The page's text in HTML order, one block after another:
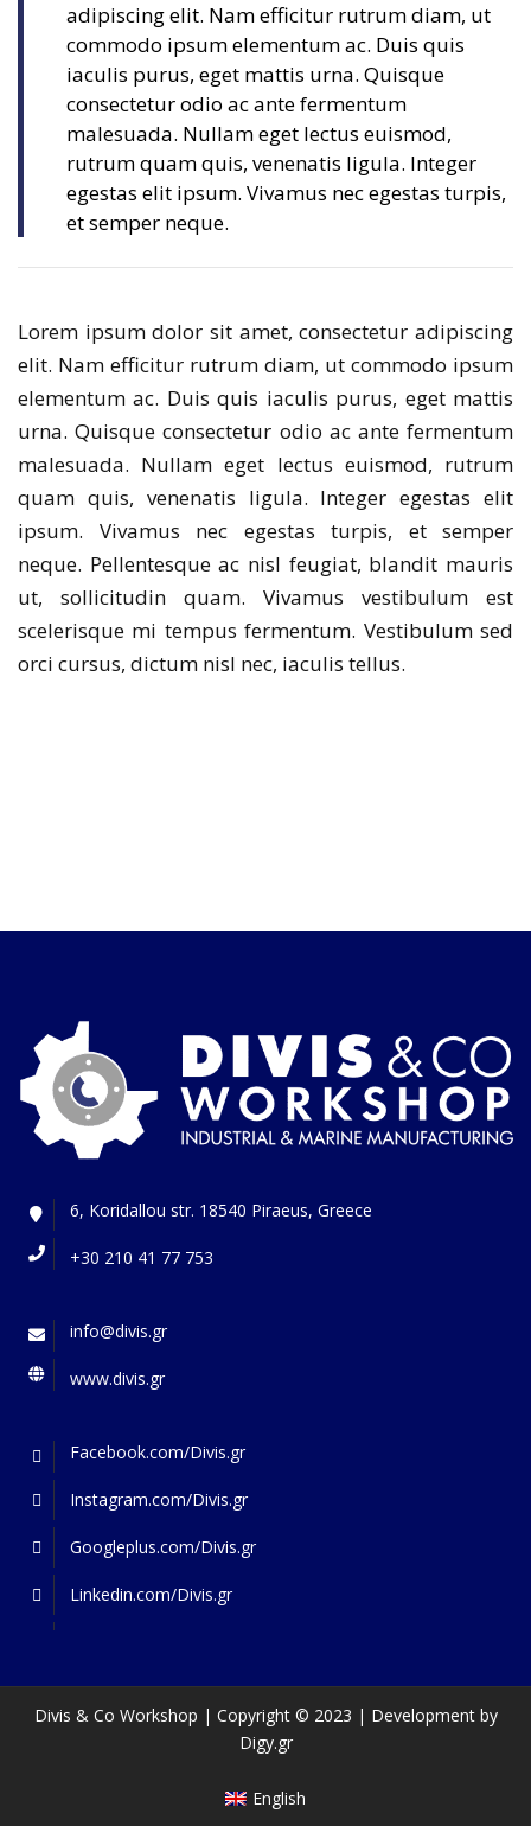
adipiscing elit. Nam efficitur rutrum diam, ut
commodo ipsum elementum ac. Duis quis
iaculis purus, eget mattis urna. Quisque
consectetur odio ac ante fermentum
malesuada. Nullam eget lectus euismod,
rutrum quam quis, venenatis ligula. Integer
egestas elit ipsum. Vivamus nec egestas turpis,
et semper neque.
Lorem ipsum dolor sit amet, consectetur adipiscing
elit. Nam efficitur rutrum diam, ut commodo ipsum
elementum ac. Duis quis iaculis purus, eget mattis
urna. Quisque consectetur odio ac ante fermentum
malesuada. Nullam eget lectus euismod, rutrum
quam quis, venenatis ligula. Integer egestas elit
ipsum. Vivamus nec egestas turpis, et semper
neque. Pellentesque ac nisl feugiat, blandit mauris
ut, sollicitudin quam. Vivamus vestibulum est
scelerisque mi tempus fermentum. Vestibulum sed
orci cursus, dictum nisl nec, iaculis tellus.
6, Koridallou str. 18540 Piraeus, Greece
+30 210 41 77 753
info@divis.gr
www.divis.gr
Facebook.com/Divis.gr
Instagram.com/Divis.gr
Googleplus.com/Divis.gr
Linkedin.com/Divis.gr
Divis & Co Workshop | Copyright © 2023 | Development by
Digy.gr
English